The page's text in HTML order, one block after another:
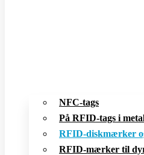
NFC-tags
På RFID-tags i
RFID-diskmærker
RFID-mærker til